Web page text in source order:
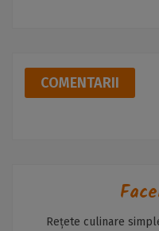
COMENTARII
Rețete culinare